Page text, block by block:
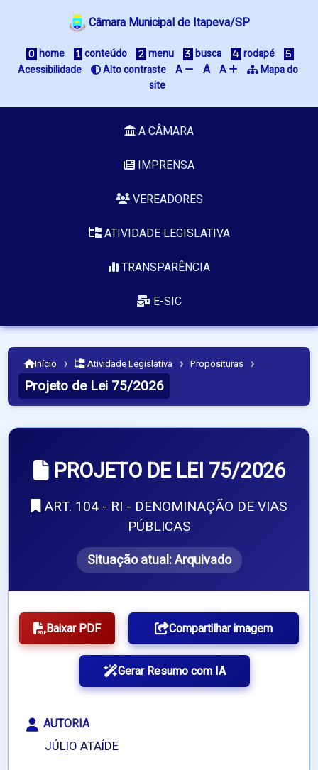
Câmara Municipal de Itapeva/SP
home conteúdo menu busca
rodapé
Acessibilidade
Alto contraste A A A
Mapa do
site
A CÂMARA
IMPRENSA
VEREADORES
ATIVIDADE LEGISLATIVA
TRANSPARÊNCIA
E-SIC
Início › Atividade Legislativa › Proposituras ›
Projeto de Lei 75/2026
PROJETO DE LEI 75/2026
ART. 104 - RI - DENOMINAÇÃO DE VIAS
PÚBLICAS
Situação atual:Arquivado
Baixar PDF Compartilhar imagem
Gerar Resumo com IA
AUTORIA
JÚLIO ATAÍDE